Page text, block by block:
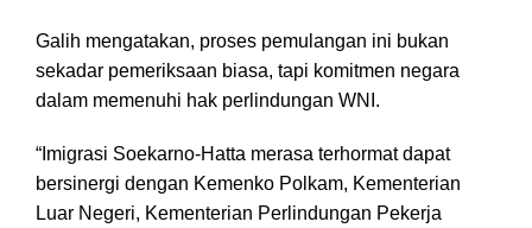
Galih mengatakan, proses pemulangan ini bukan
sekadar pemeriksaan biasa, tapi komitmen negara
dalam memenuhi hak perlindungan WNI.
“Imigrasi Soekarno-Hatta merasa terhormat dapat
bersinergi dengan Kemenko Polkam, Kementerian
Luar Negeri, Kementerian Perlindungan Pekerja